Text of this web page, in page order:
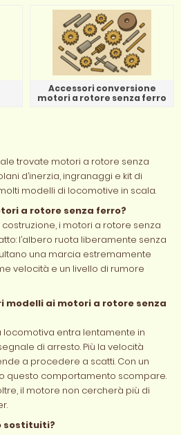
Accessori conversione
motori a rotore senza ferro
trovate motori a rotore senza
d’inerzia, ingranaggi e kit di
modelli di locomotive in scala.
a rotore senza ferro?
i motori a rotore senza
l’albero ruota liberamente senza
una marcia estremamente
velocità e un livello di rumore
modelli ai motori a rotore senza
locomotiva entra lentamente in
di arresto. Più la velocità
a procedere a scatti. Con un
questo comportamento scompare.
il motore non cercherà più di
sostituiti?